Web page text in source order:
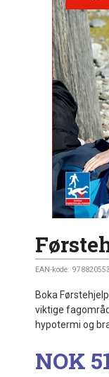
EAN-kode:
Boka
viktige
hypotermi og
Pris
NOK